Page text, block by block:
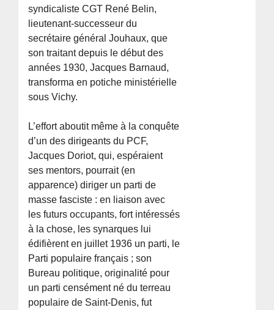
syndicaliste CGT René Belin,
lieutenant-successeur du
secrétaire général Jouhaux, que
son traitant depuis le début des
années 1930, Jacques Barnaud,
transforma en potiche ministérielle
sous Vichy.
L’effort aboutit même à la conquête
d’un des dirigeants du PCF,
Jacques Doriot, qui, espéraient
ses mentors, pourrait (en
apparence) diriger un parti de
masse fasciste : en liaison avec
les futurs occupants, fort intéressés
à la chose, les synarques lui
édifièrent en juillet 1936 un parti, le
Parti populaire français ; son
Bureau politique, originalité pour
un parti censément né du terreau
populaire de Saint-Denis, fut